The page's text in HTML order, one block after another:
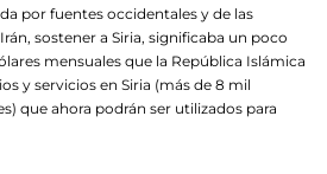
por fuentes occidentales y de las
sostener a Siria, significaba un poco
mensuales que la República Islámica
y servicios en Siria (más de 8 mil
que ahora podrán ser utilizados para